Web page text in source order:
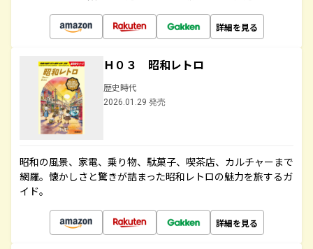
詳細を見る
Ｈ０３ 昭和レトロ
歴史時代
2026.01.29 発売
昭和の風景、家電、乗り物、駄菓子、喫茶店、カルチャーまで
網羅。懐かしさと驚きが詰まった昭和レトロの魅力を旅するガ
イド。
詳細を見る